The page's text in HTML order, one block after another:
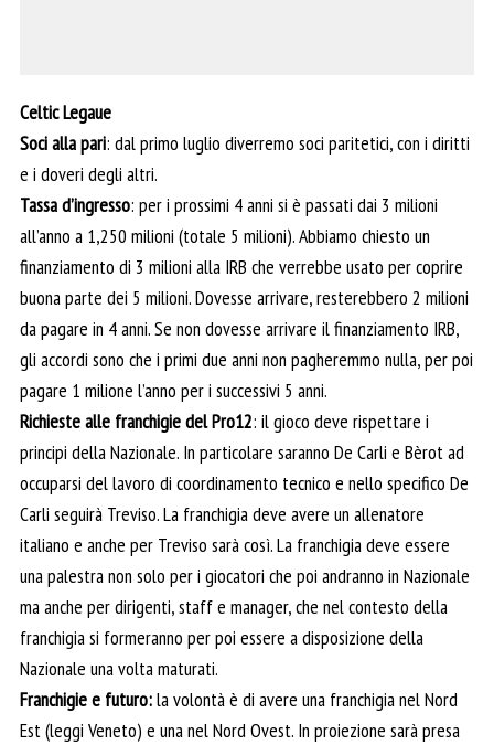
Celtic Legaue
Soci alla pari: dal primo luglio diverremo soci paritetici, con i diritti
e i doveri degli altri.
Tassa d’ingresso: per i prossimi 4 anni si è passati dai 3 milioni
all’anno a 1,250 milioni (totale 5 milioni). Abbiamo chiesto un
finanziamento di 3 milioni alla IRB che verrebbe usato per coprire
buona parte dei 5 milioni. Dovesse arrivare, resterebbero 2 milioni
da pagare in 4 anni. Se non dovesse arrivare il finanziamento IRB,
gli accordi sono che i primi due anni non pagheremmo nulla, per poi
pagare 1 milione l’anno per i successivi 5 anni.
Richieste alle franchigie del Pro12: il gioco deve rispettare i
principi della Nazionale. In particolare saranno De Carli e Bèrot ad
occuparsi del lavoro di coordinamento tecnico e nello specifico De
Carli seguirà Treviso. La franchigia deve avere un allenatore
italiano e anche per Treviso sarà così. La franchigia deve essere
una palestra non solo per i giocatori che poi andranno in Nazionale
ma anche per dirigenti, staff e manager, che nel contesto della
franchigia si formeranno per poi essere a disposizione della
Nazionale una volta maturati.
Franchigie e futuro:la volontà è di avere una franchigia nel Nord
Est (leggi Veneto) e una nel Nord Ovest. In proiezione sarà presa